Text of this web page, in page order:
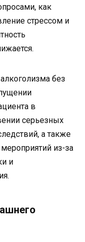
как
стрессом и
без
в
серьезных
а также
из-за
и